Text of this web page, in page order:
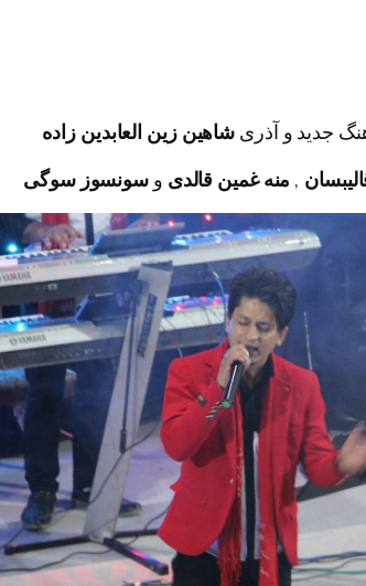
جدید و آذری شاهین زین العابدین زاده
, منه غمین قالدی و سونسوز سوگی